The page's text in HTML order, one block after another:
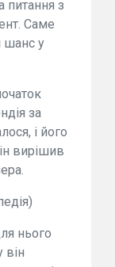
питання з
Саме
шанс у
за
і його
вирішив
нього
він